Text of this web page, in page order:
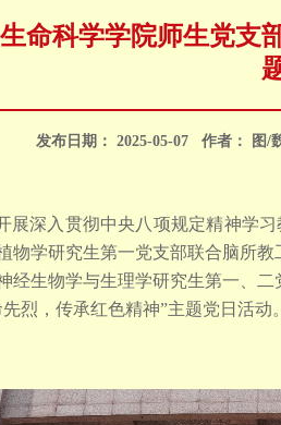
命科学学院师生党支
发布日期： 2025-05-07 作者： 图/
展深入贯彻中央八项规定精神学
物学研究生第一党支部联合脑所
经生物学与生理学研究生第一、
先烈，传承红色精神”主题党日活动